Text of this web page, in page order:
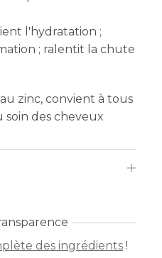
l'hydratation ;
; ralentit la chute
zinc, convient à tous
soin des cheveux
des ingrédients !